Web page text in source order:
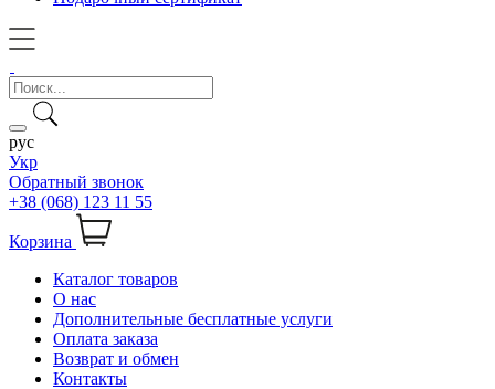
рус
Укр
Обратный звонок
+38 (068) 123 11 55
Корзина
Каталог товаров
О нас
Дополнительные бесплатные услуги
Оплата заказа
Возврат и обмен
Контакты